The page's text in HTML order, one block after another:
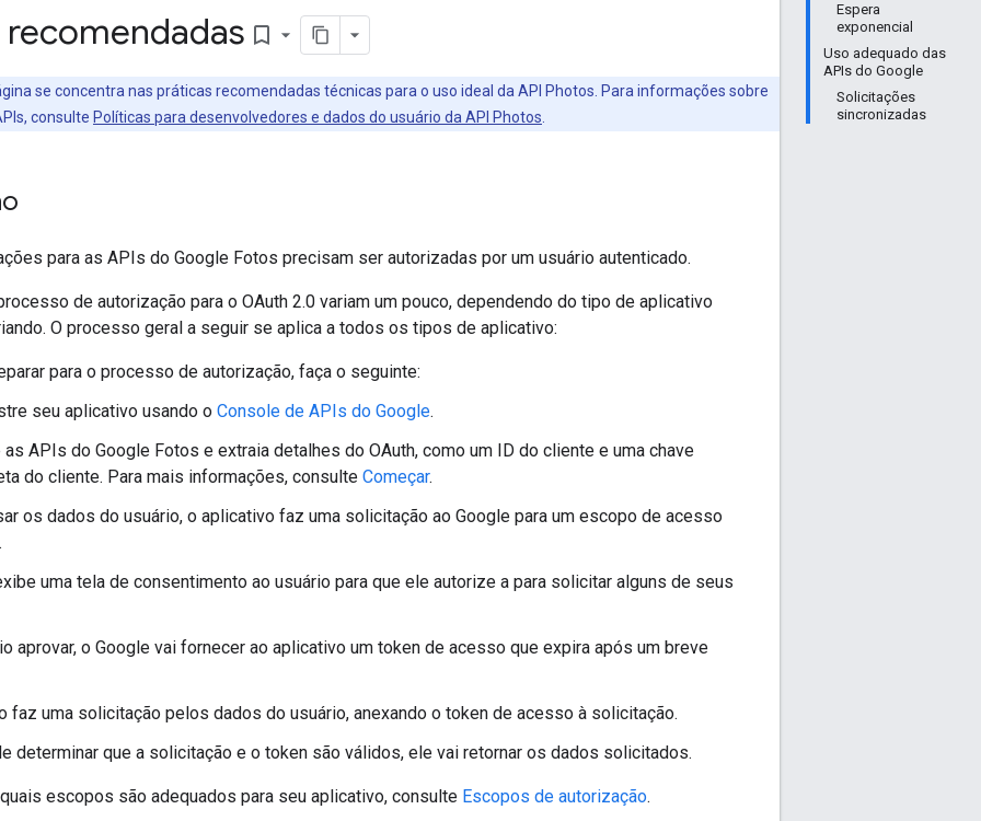
Espera
exponencial
Uso adequado das
APIs do Google
Solicitações
sincronizadas
recomendadas bookmark_border
se concentra nas práticas recomendadas técnicas para o uso ideal da API Photos. Para informações sobre
consulte Políticas para desenvolvedores e dados do usuário da API Photos
para as APIs do Google Fotos precisam ser autorizadas por um usuário autenticado.
de autorização para o OAuth 2.0 variam um pouco, dependendo do tipo de aplicativo
O processo geral a seguir se aplica a todos os tipos de aplicativo:
para o processo de autorização, faça o seguinte:
seu aplicativo usando o Console de APIs do Google.
as APIs do Google Fotos e extraia detalhes do OAuth, como um ID do cliente e uma chave
do cliente. Para mais informações, consulte Começar.
os dados do usuário, o aplicativo faz uma solicitação ao Google para um escopo de acesso
uma tela de consentimento ao usuário para que ele autorize a para solicitar alguns de seus
aprovar, o Google vai fornecer ao aplicativo um token de acesso que expira após um breve
faz uma solicitação pelos dados do usuário, anexando o token de acesso à solicitação.
determinar que a solicitação e o token são válidos, ele vai retornar os dados solicitados.
escopos são adequados para seu aplicativo, consulte Escopos de autorização.